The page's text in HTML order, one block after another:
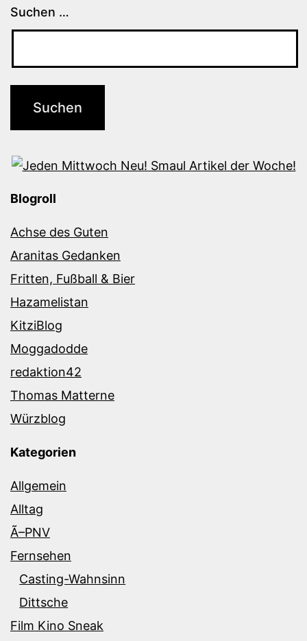
Suchen …
Blogroll
Achse des Guten
Aranitas Gedanken
Fritten, Fußball & Bier
Hazamelistan
KitziBlog
Moggadodde
redaktion42
Thomas Matterne
Würzblog
Kategorien
Allgemein
Alltag
Ã–PNV
Fernsehen
Casting-Wahnsinn
Dittsche
Film Kino Sneak